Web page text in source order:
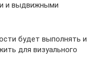
и выдвижными
будет выполнять и
для визуального